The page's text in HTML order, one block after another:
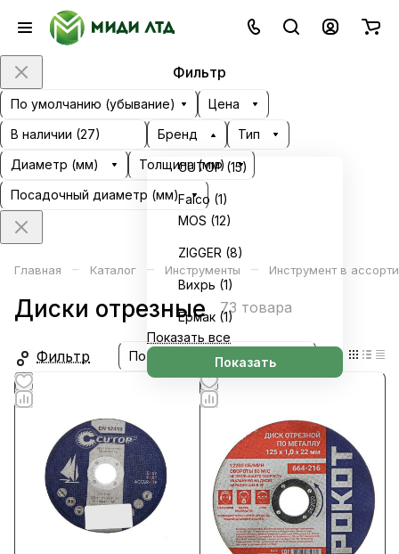
Фильтр
По умолчанию (убывание)
Цена
В наличии (27) Бренд
CUTOP (15)
Falco (1)
MOS (12)
ZIGGER (8)
Вихрь (1)
Ермак (1)
Показать все
Показать
Тип
Диаметр (мм)
Толщина (мм)
Посадочный диаметр (мм)
Главная – Каталог – Инструменты – Инструмент в
Диски отрезные 73 товара
Фильтр По умолчанию (убывание)